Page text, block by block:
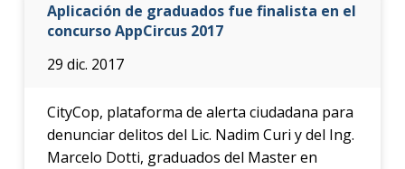
Aplicación de graduados fue finalista en el
concurso AppCircus 2017
29 dic. 2017
CityCop, plataforma de alerta ciudadana para
denunciar delitos del Lic. Nadim Curi y del Ing.
Marcelo Dotti, graduados del Master en